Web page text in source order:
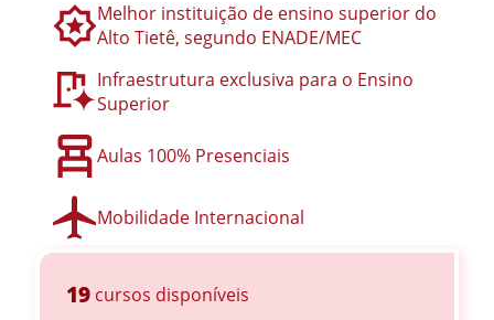
Melhor instituição de ensino superior do
Alto Tietê, segundo ENADE/MEC
Infraestrutura exclusiva para o Ensino
Superior
Aulas 100% Presenciais
Mobilidade Internacional
19 cursos disponíveis